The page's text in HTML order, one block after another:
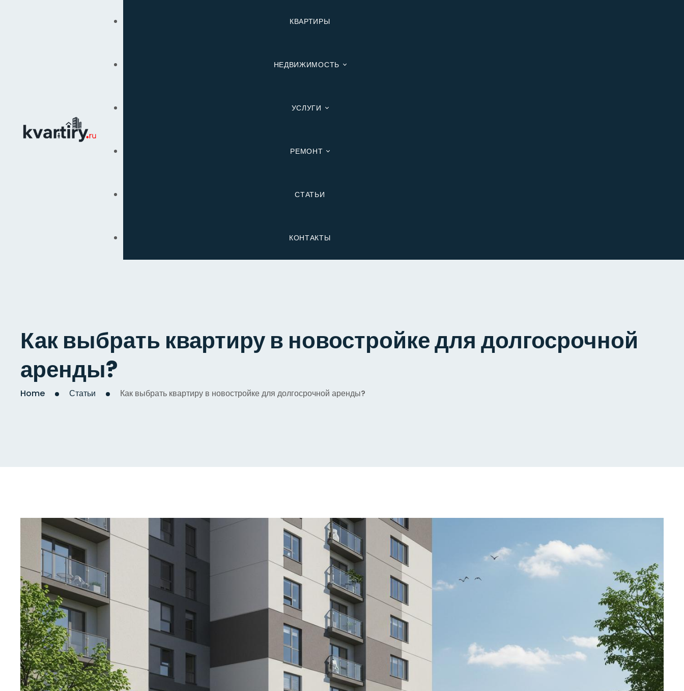
КВАРТИРЫ
НЕДВИЖИМОСТЬ
УСЛУГИ
РЕМОНТ
СТАТЬИ
КОНТАКТЫ
Как выбрать квартиру в новостройке для долгосрочной
аренды?
Home Статьи Как выбрать квартиру в новостройке для долгосрочной аренды?